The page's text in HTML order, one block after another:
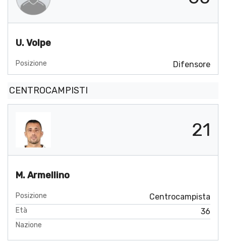
U. Volpe
Posizione Difensore
CENTROCAMPISTI
21
M. Armellino
Posizione Centrocampista
Età 36
Nazione